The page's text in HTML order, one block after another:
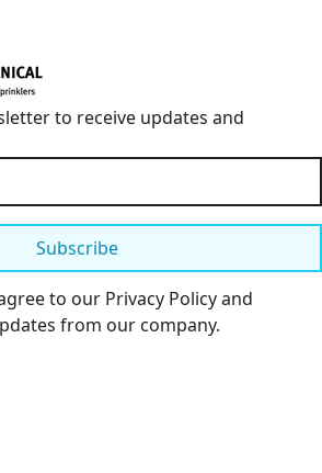
to receive updates and
Subscribe
to our Privacy Policy and
from our company.